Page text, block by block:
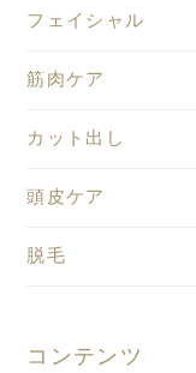
フェイシャル
筋肉ケア
カット出し
頭皮ケア
脱毛
コンテンツ